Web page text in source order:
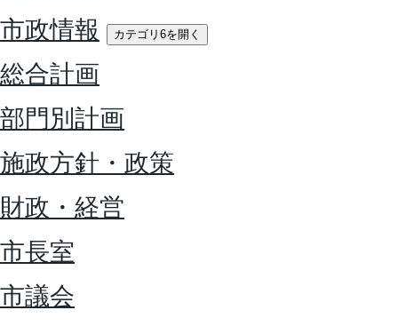
市政情報
カテゴリ6を開く
総合計画
部門別計画
施政方針・政策
財政・経営
市長室
市議会